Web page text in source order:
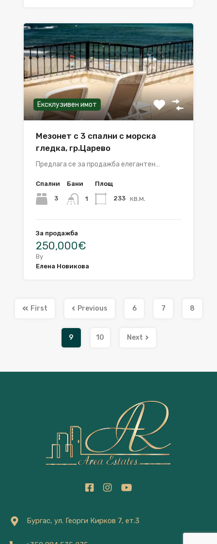
Ексклузивен имот
Мезонет с 3 спални с морска
гледка, гр.Царево
Предлага се за продажба елегантен…
Спални
3
Бани
1
Площ
233 кв.м.
За продажба
250,000€
By
Елена Новикова
First Previous 6 7 8
9 10 Next
Бургас, ул. Георги Кирков 7, ет.3